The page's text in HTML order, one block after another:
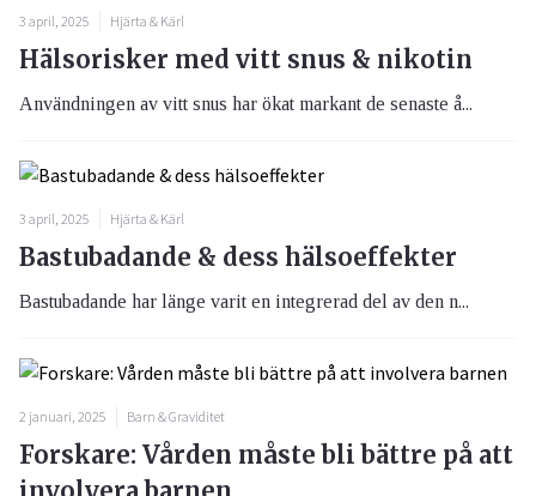
3 april, 2025 Hjärta & Kärl
Hälsorisker med vitt snus & nikotin
Användningen av vitt snus har ökat markant de senaste å...
3 april, 2025 Hjärta & Kärl
Bastubadande & dess hälsoeffekter
Bastubadande har länge varit en integrerad del av den n...
2 januari, 2025 Barn & Graviditet
Forskare: Vården måste bli bättre på att